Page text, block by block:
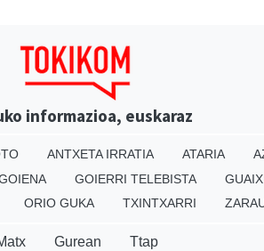
informazioa, euskaraz
ANTXETA IRRATIA ATARIA
GOIERRI TELEBISTA
ORIO GUKA TXINTXARRI
Gurean Ttap